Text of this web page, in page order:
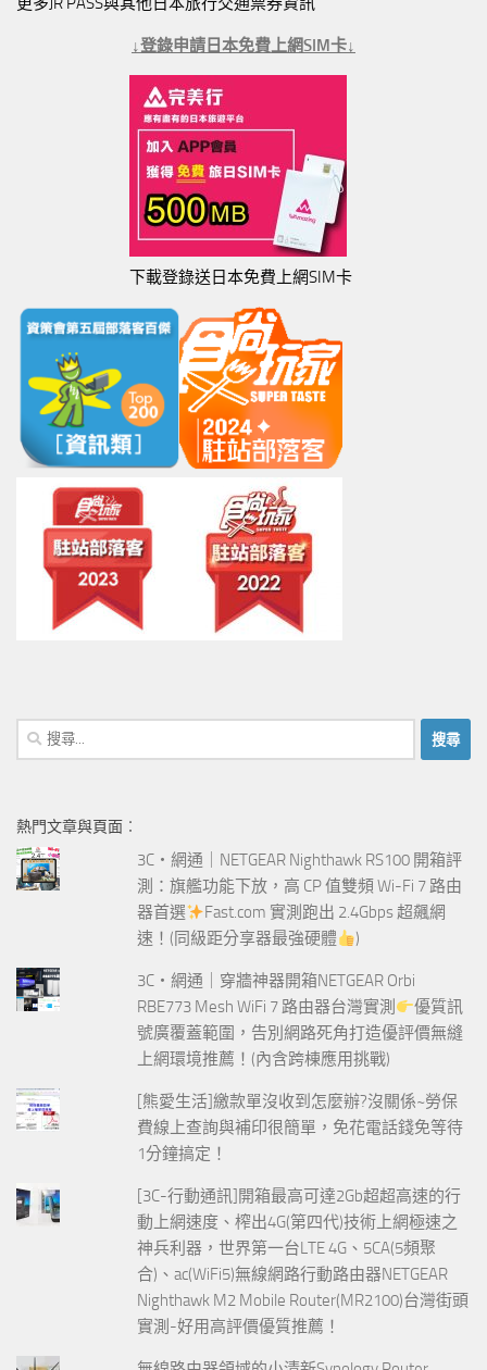
↓登錄申請日本免費上網SIM卡↓
下載登錄送日本免費上網SIM卡
搜
尋
字:
熱門文章與頁面︰
3C‧網通｜NETGEAR Nighthawk RS100 開箱評
測：旗艦功能下放，高 CP 值雙頻 Wi-Fi 7 路由
器首選
Fast.com 實測跑出 2.4Gbps 超飆網
速！(同級距分享器最強硬體
)
3C‧網通｜穿牆神器開箱NETGEAR Orbi
RBE773 Mesh WiFi 7 路由器台灣實測
優質訊
號廣覆蓋範圍，告別網路死角打造優評價無縫
上網環境推薦！(內含跨棟應用挑戰)
[熊愛生活]繳款單沒收到怎麼辦?沒關係~勞保
費線上查詢與補印很簡單，免花電話錢免等待
1分鐘搞定！
[3C-行動通訊]開箱最高可達2Gb超超高速的行
動上網速度、榨出4G(第四代)技術上網極速之
神兵利器，世界第一台LTE 4G、5CA(5頻聚
合)、ac(WiFi5)無線網路行動路由器NETGEAR
Nighthawk M2 Mobile Router(MR2100)台灣街頭
實測-好用高評價優質推薦！